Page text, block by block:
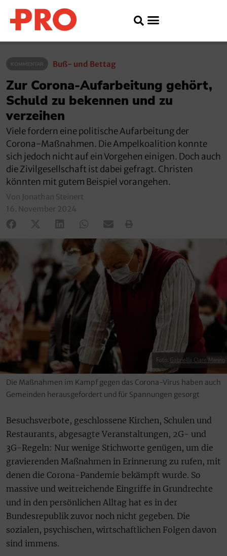
KOMMENTAR Buß- und Bettag
Zur Corona-Aufarbeitung gehört,
Schuld zu bekennen und zu
verzeihen
Viele fordern eine politische Aufarbeitung der
Corona-Maßnahmen. Die Ampelkoalition konnte
sich jedoch nicht auf ein Vorgehen einigen. Doch auch
die Zivilgesellschaft ist dabei gefragt. Christen
könnten mit gutem Beispiel vorangehen.
Von Jonathan Steinert
16. November 2024
Foto: Gabriella Clare Marino
Die Maßnahmen im Kampf gegen das Corona-Virus haben auch
Gemeinden herausgefordert und für Spannungen gesorgt
Besuchsverbote, geschlossene Kirchen, Schulen und
Restaurants, abgesagte Veranstaltungen, 2G- und
3G-Regeln: Nur wenige Stichworte genügen, um die
gravierenden Maßnahmen in Erinnerung zu rufen, mit
denen die Corona-Pandemie bekämpft wurde. So
massive und weitreichende Eingriffe in Grundrechte
und in den persönlichen Alltag hat es in der
Bundesrepublik zuvor noch nicht gegeben. Die
sozialen, psychischen, wirtschaftlichen Folgen davon
sind immens.